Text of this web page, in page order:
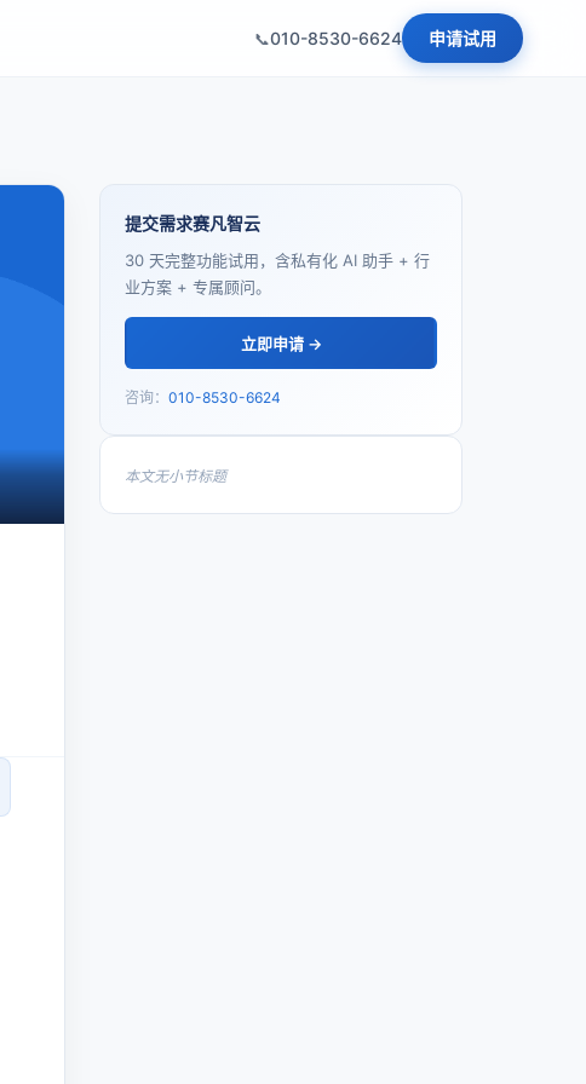
010-8530-6624 申请试用
提交需求赛凡智云
30 天完整功能试用，含私有化 AI 助手 + 行
业方案 + 专属顾问。
立即申请 →
咨询： 010-8530-6624
本文无小节标题